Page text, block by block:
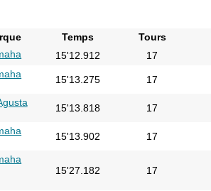
Temps Tours
15'12.912 17
15'13.275 17
15'13.818 17
15'13.902 17
15'27.182
17